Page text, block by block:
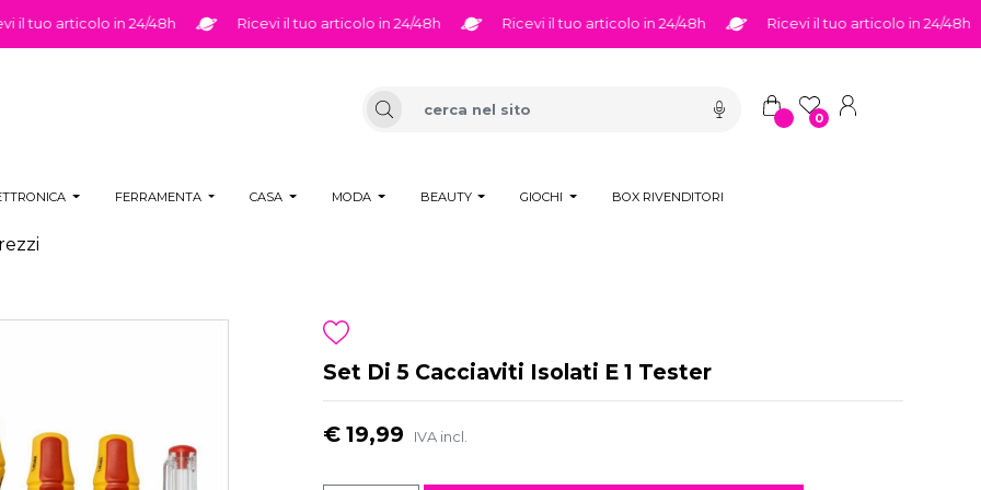
tuo articolo in 24/48h Ricevi il tuo articolo in 24/48h Ricevi il tuo articolo in 24/48h Ricevi il tuo articolo in 24/48h
0
FERRAMENTA CASA MODA BEAUTY GIOCHI BOX RIVENDITORI
Set Di 5 Cacciaviti Isolati E 1 Tester
€ 19,99 IVA incl.